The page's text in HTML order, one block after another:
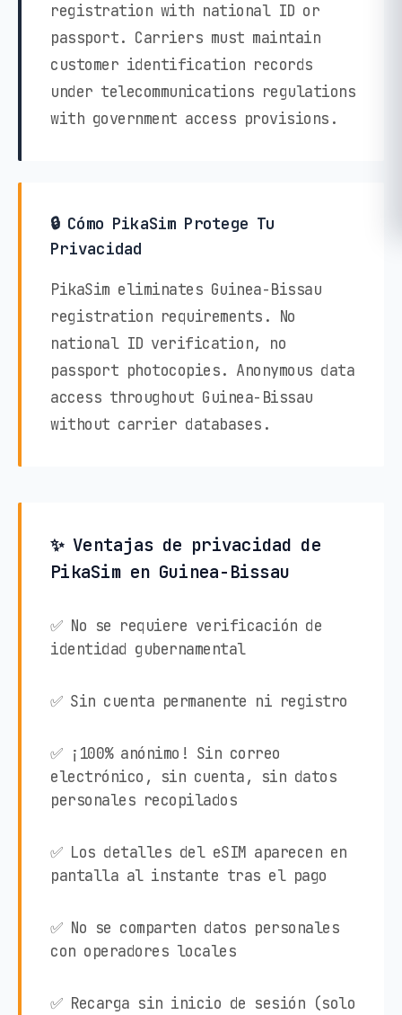
registration with national ID or
passport. Carriers must maintain
customer identification records
under telecommunications regulations
with government access provisions.
🔒 Cómo PikaSim Protege Tu
Privacidad
PikaSim eliminates Guinea-Bissau
registration requirements. No
national ID verification, no
passport photocopies. Anonymous data
access throughout Guinea-Bissau
without carrier databases.
✨ Ventajas de privacidad de
PikaSim en Guinea-Bissau
✅ No se requiere verificación de
identidad gubernamental
✅ Sin cuenta permanente ni registro
✅ ¡100% anónimo! Sin correo
electrónico, sin cuenta, sin datos
personales recopilados
✅ Los detalles del eSIM aparecen en
pantalla al instante tras el pago
✅ No se comparten datos personales
con operadores locales
✅ Recarga sin inicio de sesión (solo